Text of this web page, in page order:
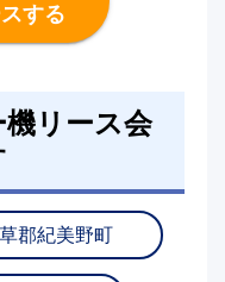
する
リース会
郡紀美野町